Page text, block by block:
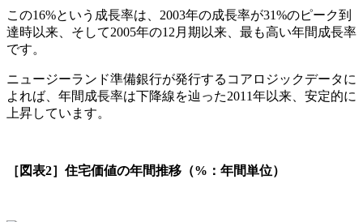
この16%という成長率は、2003年の成長率が31%のピーク到
達時以来、そして2005年の12月期以来、最も高い年間成長率
です。
ニュージーランド準備銀行が発行するコアロジックデータに
よれば、年間成長率は下降線を辿った2011年以来、安定的に
上昇しています。
［図表2］住宅価値の年間推移（%：年間単位）